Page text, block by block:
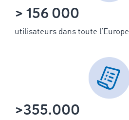
> 156 000
utilisateurs dans toute l’Europe
>355.000